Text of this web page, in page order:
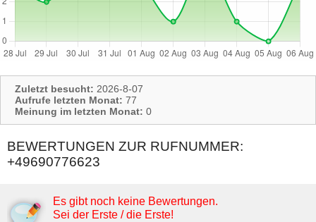
Zuletzt besucht: 2026-8-07
Aufrufe letzten Monat: 77
Meinung im letzten Monat: 0
BEWERTUNGEN ZUR RUFNUMMER:
+49690776623
Es gibt noch keine Bewertungen.
Sei der Erste / die Erste!